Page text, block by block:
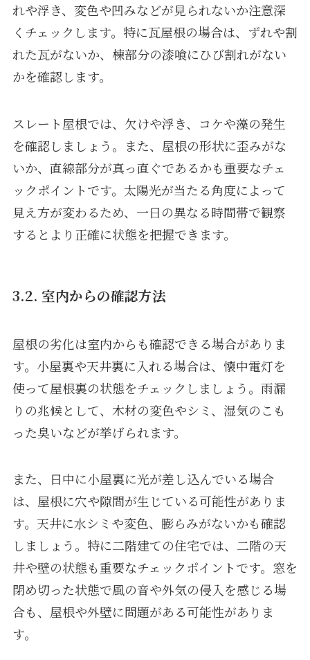
れや浮き、変色や凹みなどが見られないか注意深
くチェックします。特に瓦屋根の場合は、ずれや割
れた瓦がないか、棟部分の漆喰にひび割れがない
かを確認します。
スレート屋根では、欠けや浮き、コケや藻の発生
を確認しましょう。また、屋根の形状に歪みがな
いか、直線部分が真っ直ぐであるかも重要なチェ
ックポイントです。太陽光が当たる角度によって
見え方が変わるため、一日の異なる時間帯で観察
するとより正確に状態を把握できます。
3.2. 室内からの確認方法
屋根の劣化は室内からも確認できる場合がありま
す。小屋裏や天井裏に入れる場合は、懐中電灯を
使って屋根裏の状態をチェックしましょう。雨漏
りの兆候として、木材の変色やシミ、湿気のこも
った臭いなどが挙げられます。
また、日中に小屋裏に光が差し込んでいる場合
は、屋根に穴や隙間が生じている可能性がありま
す。天井に水シミや変色、膨らみがないかも確認
しましょう。特に二階建ての住宅では、二階の天
井や壁の状態も重要なチェックポイントです。窓を
閉め切った状態で風の音や外気の侵入を感じる場
合も、屋根や外壁に問題がある可能性がありま
す。